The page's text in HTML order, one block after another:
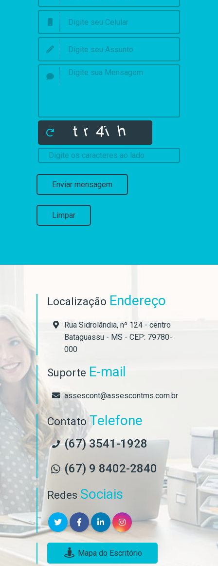
Enviar mensagem
Limpar
Localização Endereço
Rua Sidrolândia, nº 124 - centro
Bataguassu - MS - CEP: 79780-
000
Suporte E-mail
assescont@assescontms.com.br
Contato Telefone
(67) 3541-1928
(67) 9 8402-2840
Redes Sociais
Mapa do Escritório